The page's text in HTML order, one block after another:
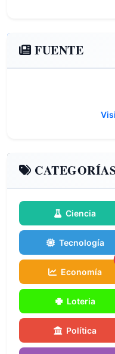
FUENTE
Ciencia
Tecnología
Economía
Loteria
Política